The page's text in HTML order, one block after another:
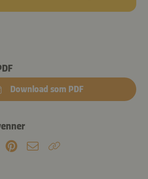
Download som PDF